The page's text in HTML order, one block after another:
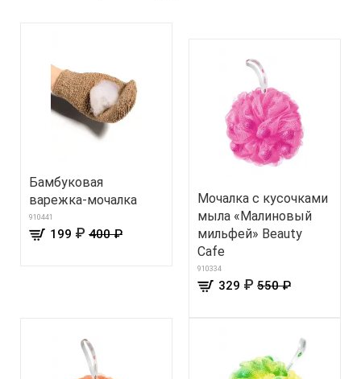
Бамбуковая
варежка-мочалка
910441
199 ₽ 400 ₽
Мочалка с кусочками
мыла «Малиновый
мильфей» Beauty
Cafe
910334
329 ₽ 550 ₽